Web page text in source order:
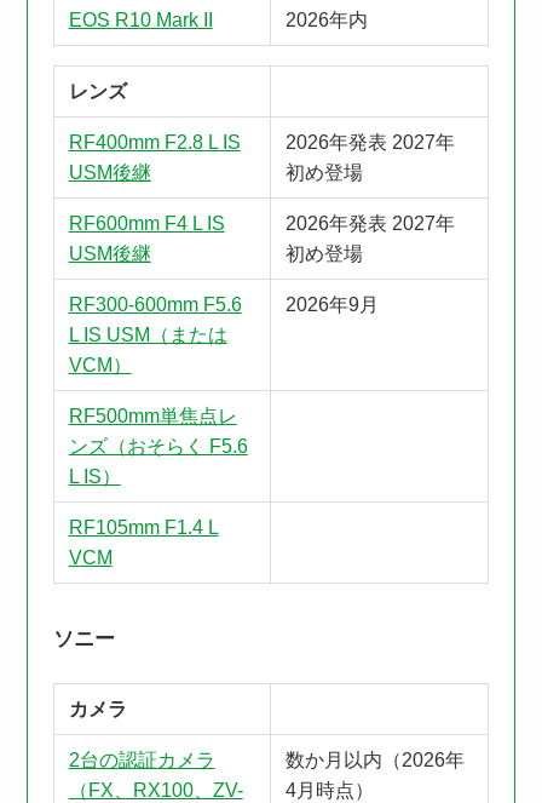
EOS R10 Mark II 2026年内
レンズ
RF400mm F2.8 L IS
USM後継
2026年発表 2027年
初め登場
RF600mm F4 L IS
USM後継
2026年発表 2027年
初め登場
RF300-600mm F5.6
L IS USM（または
VCM）
2026年9月
RF500mm単焦点レ
ンズ（おそらく F5.6
L IS）
RF105mm F1.4 L
VCM
ソニー
カメラ
2台の認証カメラ
（FX、RX100、ZV-
数か月以内（2026年
4月時点）